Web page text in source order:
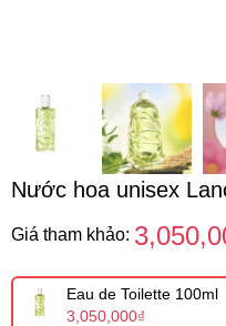
Nước hoa unisex
Giá tham khảo:
Eau de Toilette 100ml
3,050,000₫